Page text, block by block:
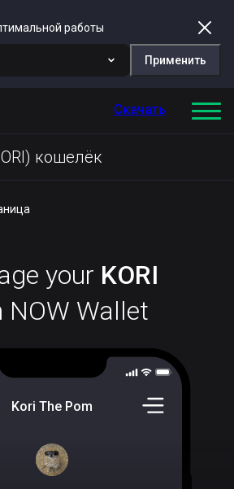
работы
Применить
Скачать
кошелёк
your KORI
NOW Wallet
Kori The Pom